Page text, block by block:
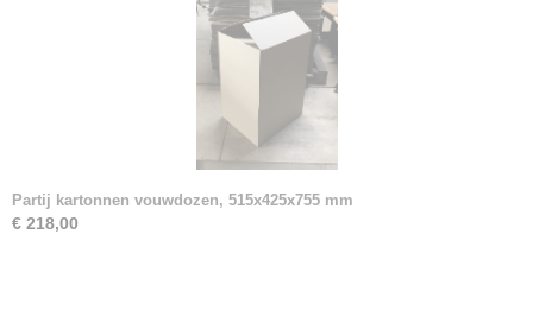
Partij kartonnen vouwdozen, 515x425x755 mm
€ 218,00